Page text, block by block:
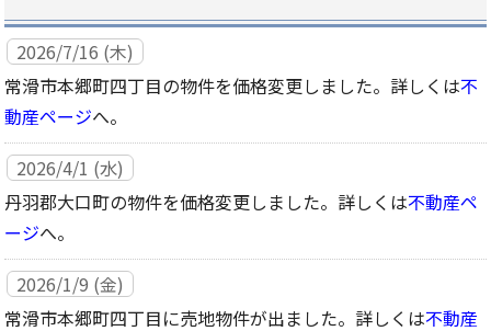
2026/7/16 (木)
常滑市本郷町四丁目の物件を価格変更しました。詳しくは不
動産ページへ。
2026/4/1 (水)
丹羽郡大口町の物件を価格変更しました。詳しくは不動産ペ
ージへ。
2026/1/9 (金)
常滑市本郷町四丁目に売地物件が出ました。詳しくは不動産